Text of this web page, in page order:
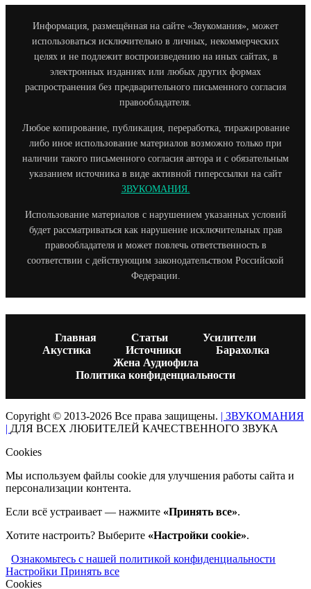
Информация, размещённая на сайте «Звукомания», может
использоваться исключительно в личных, некоммерческих
целях и не подлежит воспроизведению на иных сайтах, в
электронных изданиях или любых других формах
распространения без предварительного письменного согласия
правообладателя.
Любое копирование, публикация, переработка, тиражирование
либо иное использование материалов возможно только при
наличии такого письменного согласия автора и с обязательным
указанием источника в виде активной гиперссылки на сайт
ЗВУКОМАНИЯ.
Использование материалов с нарушением указанных условий
будет рассматриваться как нарушение исключительных прав
правообладателя и может повлечь ответственность в
соответствии с действующим законодательством Российской
Федерации.
Главная Статьи
Усилители
Акустика
Источники
Барахолка
Жена Аудиофила
Политика конфиденциальности
Copyright © 2013-2026 Все права защищены. | ЗВУКОМАНИЯ
| ДЛЯ ВСЕХ ЛЮБИТЕЛЕЙ КАЧЕСТВЕННОГО ЗВУКА
Cookies
Мы используем файлы cookie для улучшения работы сайта и
персонализации контента.
Если всё устраивает — нажмите «Принять все».
Хотите настроить? Выберите «Настройки cookie».
Ознакомьтесь с нашей политикой конфиденциальности
Настройки Принять все
Cookies